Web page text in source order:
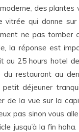
des
vitrée qui donne sur
ne pas tomber
la réponse est
au 25 hours hotel
du restaurant au
déjeuner
de la vue sur la
pas sinon vous
jusqu’à la fin haha.